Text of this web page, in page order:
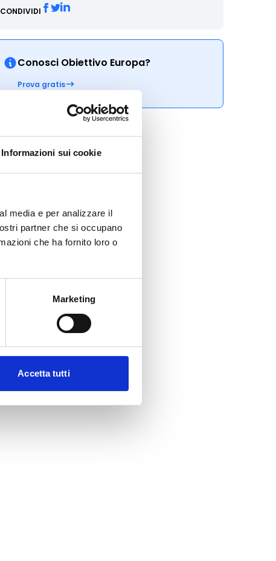
Informazioni sui cookie
media e per analizzare il
partner che si occupano
che ha fornito loro o
Marketing
Accetta tutti
CONDIVIDI
Conosci Obiettivo Europa?
Prova gratis